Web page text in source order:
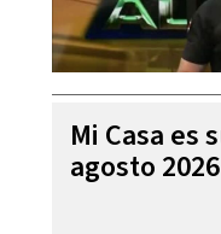
Mi Casa es
agosto 2026